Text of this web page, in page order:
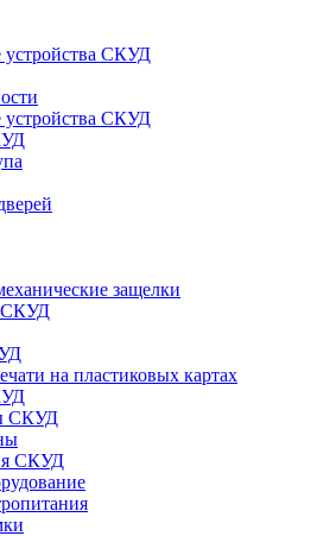
СКУД
устройства СКУД
защелки
СКУД
на пластиковых картах
СКУД
СКУД